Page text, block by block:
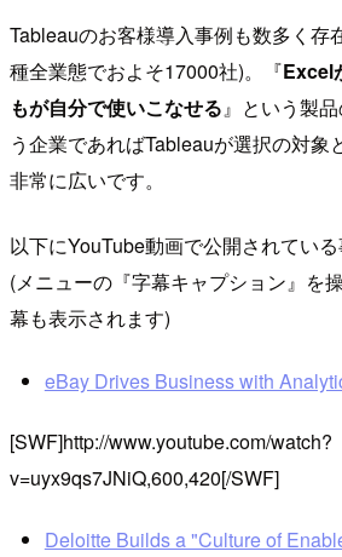
Tableauのお客様導入事例も数多く存
種全業態でおよそ17000社)。『Excel
もが自分で使いこなせる』という製
う企業であればTableauが選択の対象
非常に広いです。
以下にYouTube動画で公開されている
(メニューの『字幕キャプション』を
幕も表示されます)
eBay Drives Business with
[SWF]http://www.youtube.com/watch?
v=uyx9qs7JNiQ,600,420[/SWF]
Deloitte Builds a "Culture of